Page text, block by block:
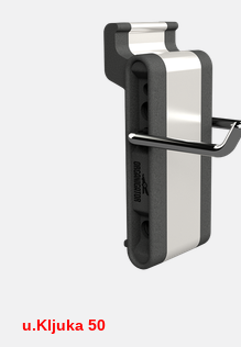
u.Kljuka 50